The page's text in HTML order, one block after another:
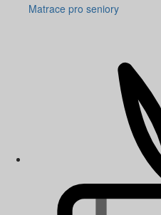
Matrace pro seniory